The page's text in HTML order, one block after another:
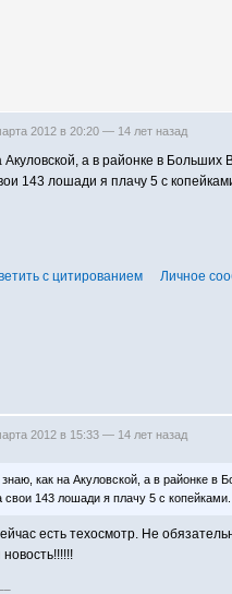
2012 в 20:20 — 14 лет назад
Акуловской, а в районке в
143 лошади я плачу 5 с
с цитированием Личное
2012 в 15:33 — 14 лет назад
как на Акуловской, а в районке в
143 лошади я плачу 5 с копейками.
есть техосмотр. Не